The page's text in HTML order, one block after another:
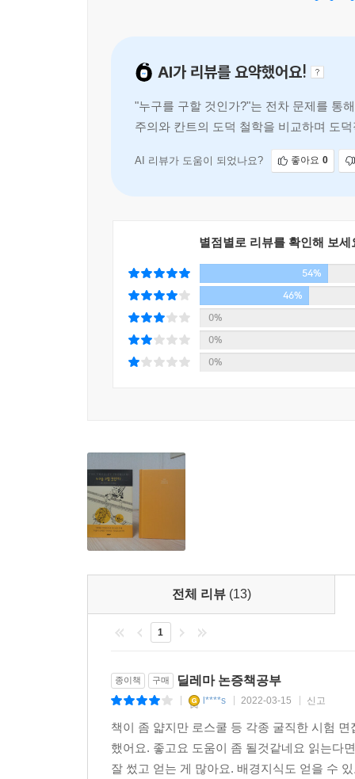
살인죄로 기소하면서 촉발된다. 브레이크가 풀
독자들은 이 책의 마지막 페이지를 넘길 때까지
철학자를 등에 업고 주장을 펼치는 사람들의 다
있는 얼마나 효과적인 주제인지를 다시 한번 깨닫
어찌 보면 실생활에서 내리는 결정은 ‘폭주 전
있을까? 저자 토머스 캐스카트는 바로 그 단순함
또는 내려야 하는지를 ‘명확하게’ 밝혀주기 때
트롤리 문제 정도는 쉽게 알아들을 수 있다. 그
문제가 현실에서 맞닥뜨리는 윤리적 결정을 대
것이 실제 윤리적 결정에 영향을 미칠 수 있다.
독자들은 이 책에서 인간의 복잡한 윤리적 결정
중요성을 생각하게 한다. 오늘날의 중요한 도덕적
‘도덕적 빈곤’의 시대,
2011년 노트르담 대학의 사회학자 크리스천 스
것에 우려를 표했다. 게다가 그들은 대부분 자신
사회 전반적으로 도덕성 회복을 외치고 있고 기
배양할 수 기회는 많지 않다. 이 책은 독자들에게
것이다.
AI가 리뷰를 요약했어요!
"누구를 구할 것인가?"는 전차 문제를 통
주의와 칸트의 도덕 철학을 비교하며 도
별점별로 리뷰를 확인해 보세
0%
0%
전체 리뷰(13)
종이책 구매 딜레마 논증책공부
| l****s | 2022-03-15 | 신고
책이 좀 얇지만 로스쿨 등 각종 굴직한 시험
했어요. 좋고요 도움이 좀 될것같네요 읽는다